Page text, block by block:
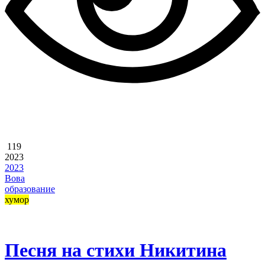
119
2023
2023
Вова
образование
хумор
Песня на стихи Никитина